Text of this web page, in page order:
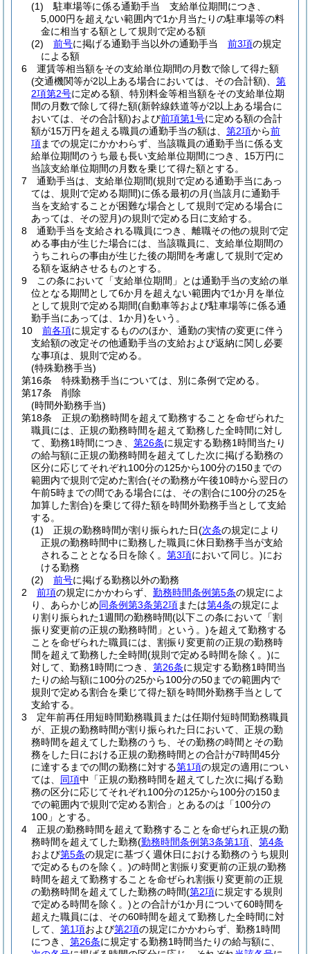
(1)
駐車場等に係る通勤手当 支給単位期間につき、
5,000円を超えない範囲内で1か月当たりの駐車場等の料
金に相当する額として規則で定める額
(2)
前号に掲げる通勤手当以外の通勤手当 前3項の規定
による額
6
運賃等相当額をその支給単位期間の月数で除して得た額
(交通機関等が2以上ある場合においては、その合計額)
第
2項第2号に定める額、特別料金等相当額をその支給単位期
間の月数で除して得た額(新幹線鉄道等が2以上ある場合に
おいては、その合計額)および前項第1号に定める額の合計
額が15万円を超える職員の通勤手当の額は、 第2項から前
項までの規定にかかわらず、当該職員の通勤手当に係る支
給単位期間のうち最も長い支給単位期間につき、15万円に
当該支給単位期間の月数を乗じて得た額とする。
7
通勤手当は、支給単位期間(規則で定める通勤手当にあっ
ては、規則で定める期間)に係る最初の月(当該月に通勤手
当を支給することが困難な場合として規則で定める場合に
あっては、その翌月)の規則で定める日に支給する。
8
通勤手当を支給される職員につき、離職その他の規則で定
める事由が生じた場合には、当該職員に、支給単位期間の
うちこれらの事由が生じた後の期間を考慮して規則で定め
る額を返納させるものとする。
9
この条において「支給単位期間」とは通勤手当の支給の単
位となる期間として6か月を超えない範囲内で1か月を単位
として規則で定める期間(自動車等および駐車場等に係る通
勤手当にあっては、1か月)をいう。
10
前各項に規定するもののほか、通勤の実情の変更に伴う
支給額の改定その他通勤手当の支給および返納に関し必要
な事項は、規則で定める。
(特殊勤務手当)
第16条
特殊勤務手当については、別に条例で定める。
第17条
削除
(時間外勤務手当)
第18条
正規の勤務時間を超えて勤務することを命ぜられた
職員には、正規の勤務時間を超えて勤務した全時間に対し
て、勤務1時間につき、 第26条に規定する勤務1時間当たり
の給与額に正規の勤務時間を超えてした次に掲げる勤務の
区分に応じてそれぞれ100分の125から100分の150までの
範囲内で規則で定めた割合(その勤務が午後10時から翌日の
午前5時までの間である場合には、その割合に100分の25を
加算した割合)を乗じて得た額を時間外勤務手当として支給
する。
(1)
正規の勤務時間が割り振られた日(次条の規定により
正規の勤務時間中に勤務した職員に休日勤務手当が支給
されることとなる日を除く。 第3項において同じ。)にお
ける勤務
(2)
前号に掲げる勤務以外の勤務
2
前項の規定にかかわらず、 勤務時間条例第5条の規定によ
り、あらかじめ同条例第3条第2項または第4条の規定によ
り割り振られた1週間の勤務時間(以下この条において「割
振り変更前の正規の勤務時間」という。)を超えて勤務する
ことを命ぜられた職員には、割振り変更前の正規の勤務時
間を超えて勤務した全時間(規則で定める時間を除く。)に
対して、勤務1時間につき、 第26条に規定する勤務1時間当
たりの給与額に100分の25から100分の50までの範囲内で
規則で定める割合を乗じて得た額を時間外勤務手当として
支給する。
3
定年前再任用短時間勤務職員または任期付短時間勤務職員
が、正規の勤務時間が割り振られた日において、正規の勤
務時間を超えてした勤務のうち、その勤務の時間とその勤
務をした日における正規の勤務時間との合計が7時間45分
に達するまでの間の勤務に対する第1項の規定の適用につい
ては、 同項中「正規の勤務時間を超えてした次に掲げる勤
務の区分に応じてそれぞれ100分の125から100分の150ま
での範囲内で規則で定める割合」とあるのは「100分の
100」とする。
4
正規の勤務時間を超えて勤務することを命ぜられ正規の勤
務時間を超えてした勤務(勤務時間条例第3条第1項
第4条
および第5条の規定に基づく週休日における勤務のうち規則
で定めるものを除く。)の時間と割振り変更前の正規の勤務
時間を超えて勤務することを命ぜられ割振り変更前の正規
の勤務時間を超えてした勤務の時間(第2項に規定する規則
で定める時間を除く。)との合計が1か月について60時間を
超えた職員には、その60時間を超えて勤務した全時間に対
して、 第1項および第2項の規定にかかわらず、勤務1時間
につき、 第26条に規定する勤務1時間当たりの給与額に、